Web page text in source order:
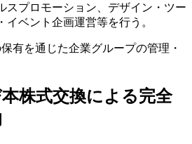
スプロモーション、デザイン・ツー
イベント企画運営等を行う。
有を通じた企業グループの管理・
株式交換による完全